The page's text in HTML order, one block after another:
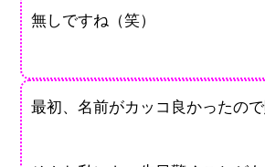
無しですね（笑）
最初、名前がカッコ良かったので